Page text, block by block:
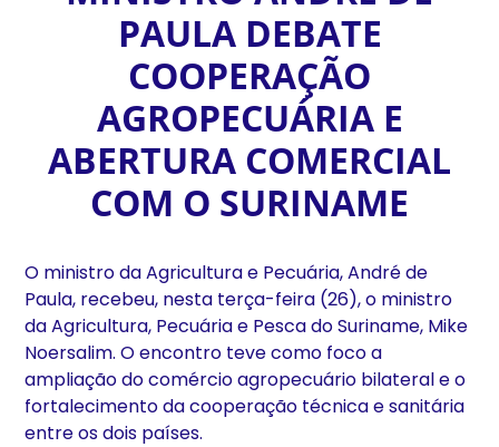
PAULA DEBATE
COOPERAÇÃO
AGROPECUÁRIA E
ABERTURA COMERCIAL
COM O SURINAME
O ministro da Agricultura e Pecuária, André de
Paula, recebeu, nesta terça-feira (26), o ministro
da Agricultura, Pecuária e Pesca do Suriname, Mike
Noersalim. O encontro teve como foco a
ampliação do comércio agropecuário bilateral e o
fortalecimento da cooperação técnica e sanitária
entre os dois países.